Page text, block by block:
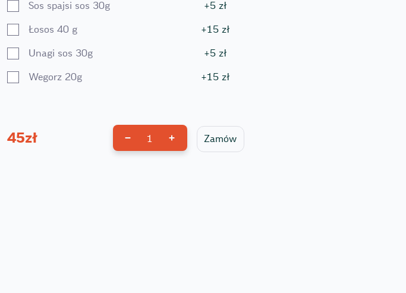
Sos spajsi sos 30g +5 zł
Łosos 40 g +15 zł
Unagi sos 30g +5 zł
Wegorz 20g +15 zł
45zł 1 Zamów